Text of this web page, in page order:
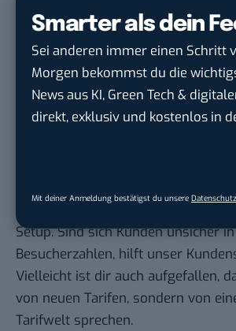
Smarter als dein
Sei anderen immer einen Schritt
Morgen bekommst du die
News aus KI, Green Tech &
direkt, exklusiv und kostenlos in
Mit deiner Anmeldung bestätigst du unsere
Faktor: Wir möchten es unseren
wie möglich machen. Technisches
setzen wir also nicht per se voraus.
Wir möchten, dass sie sich bei der
Tarifs an ihrem Wunsch-CMS und
vorhandenen oder eben zu
Setup. Sind sich Kunden unsicher
Besucherzahlen, hilft unser
Vielleicht ist dir auch aufgefallen,
von neuen Tarifen, sondern von
Tarifwelt sprechen.